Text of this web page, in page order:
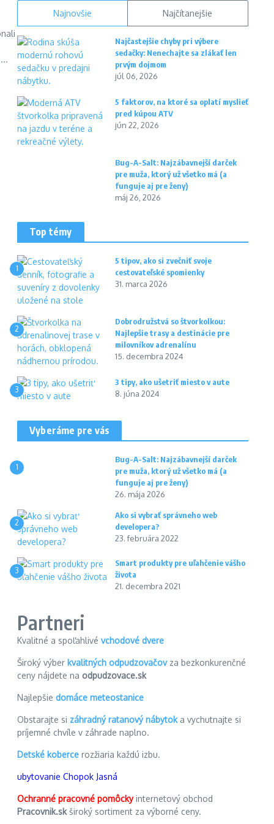
Najnovšie Najčítanejšie
Najčastejšie chyby pri výbere
sedačky: Nenechajte sa zlákať len
prvým dojmom
júl 06, 2026
5 faktorov, na ktoré sa oplatí myslieť
pred kúpou ATV
jún 22, 2026
Bug-A-Salt: Najzábavnejší darček
pre muža, ktorý už všetko má (a
funguje aj pre ženy)
máj 26, 2026
Top témy
1
5 tipov, ako si zvečniť svoje
cestovateľské spomienky
31. marca 2026
2
Dobrodružstvá so štvorkolkou:
Najlepšie trasy a destinácie pre
milovníkov adrenalínu
15. decembra 2024
3
3 tipy, ako ušetriť miesto v aute
8. júna 2024
Vyberáme pre vás
1
Bug-A-Salt: Najzábavnejší darček
pre muža, ktorý už všetko má (a
funguje aj pre ženy)
26. mája 2026
2
Ako si vybrať správneho web
developera?
23. februára 2022
3
Smart produkty pre uľahčenie vášho
života
21. decembra 2021
Partneri
Kvalitné a spoľahlivé vchodové dvere
Široký výber kvalitných odpudzovačovza bezkonkurenčné
ceny nájdete na odpudzovace.sk
Najlepšie domáce meteostanice
Obstarajte si záhradný ratanový nábytoka vychutnajte si
príjemné chvíle v záhrade naplno.
Detské koberce rozžiaria každú izbu.
ubytovanie Chopok Jasná
Ochranné pracovné pomôckyinternetový obchod
Pracovnik.skširoký sortiment za výborné ceny.